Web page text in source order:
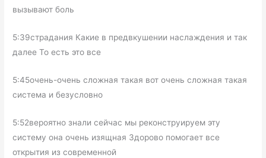
вызывают боль
5:39страдания Какие в предвкушении наслаждения и так
далее То есть это все
5:45очень-очень сложная такая вот очень сложная такая
система и безусловно
5:52вероятно знали сейчас мы реконструируем эту
систему она очень изящная Здорово помогает все
открытия из современной